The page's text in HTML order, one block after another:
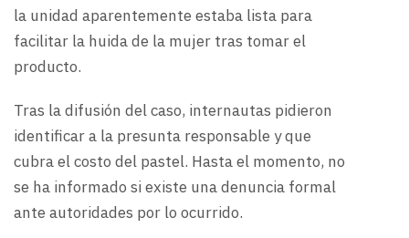
la unidad aparentemente estaba lista para
facilitar la huida de la mujer tras tomar el
producto.
Tras la difusión del caso, internautas pidieron
identificar a la presunta responsable y que
cubra el costo del pastel. Hasta el momento, no
se ha informado si existe una denuncia formal
ante autoridades por lo ocurrido.